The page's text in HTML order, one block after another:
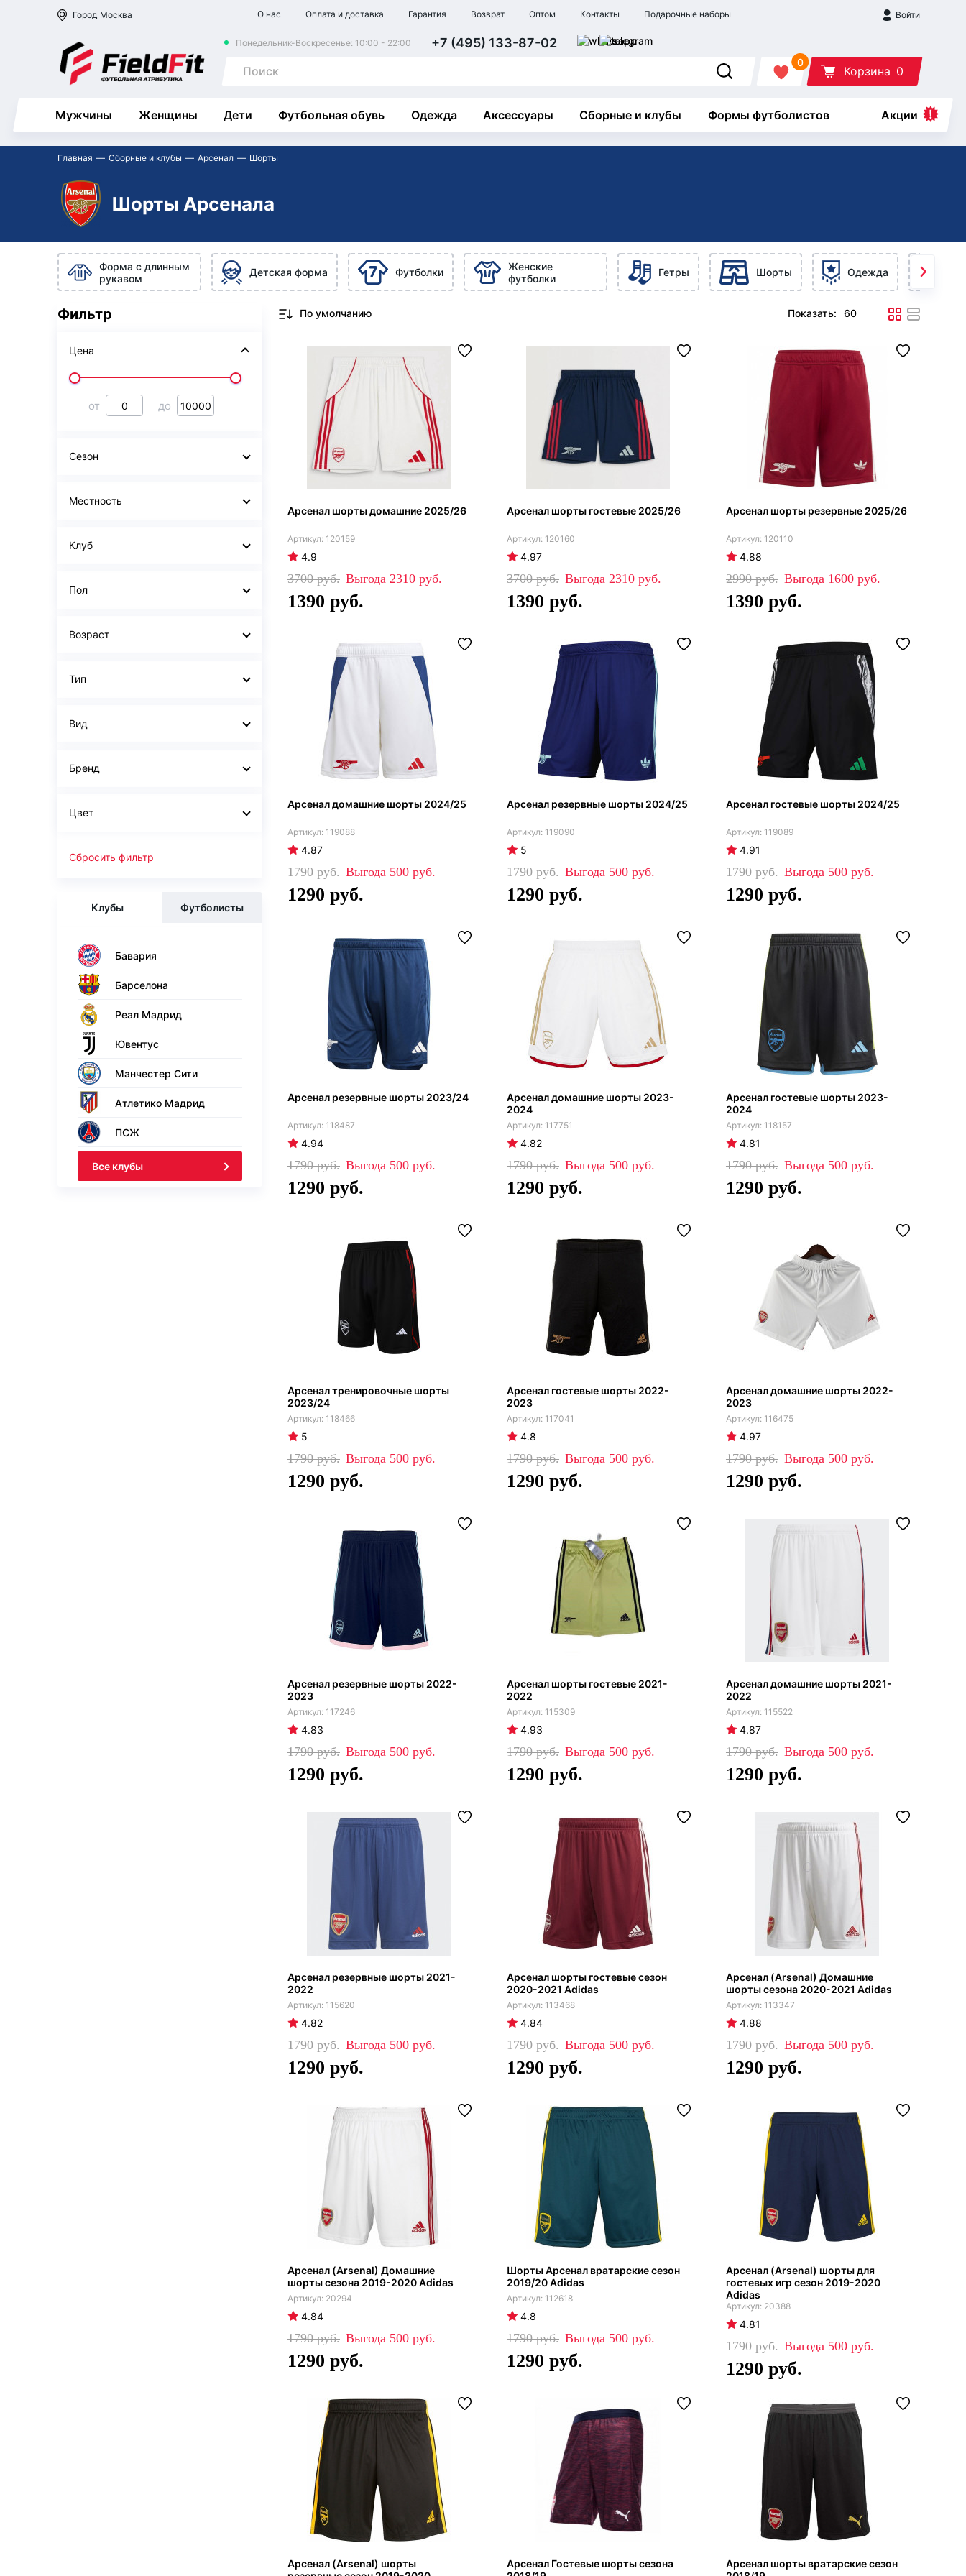
Город Москва О нас Оплата и доставка Гарантия Возврат Оптом Контакты Подарочные наборы Войти
Понедельник-Воскресенье: 10:00 - 22:00 +7 (495) 133-87-02
0
Корзина 0
Мужчины Женщины Дети Футбольная обувь Одежда Аксессуары Сборные и клубы Формы футболистов Акции
Главная Сборные и клубы Арсенал Шорты
Шорты Арсенала
Форма с длинным
рукавом
Детская форма Футболки
Женские
футболки
Гетры Шорты Одежда
Фильтр
Цена
от до
Сезон
Местность
Клуб
Пол
Возраст
Тип
Вид
Бренд
Цвет
Сбросить фильтр
Клубы Футболисты
Бавария
Барселона
Реал Мадрид
Ювентус
Манчестер Сити
Атлетико Мадрид
ПСЖ
Все клубы
Показать:
Арсенал шорты домашние 2025/26
120159
4.9
3700 2310
1390
Арсенал шорты гостевые 2025/26
120160
4.97
3700 2310
1390
Арсенал шорты резервные 2025/26
120110
4.88
2990 1600
1390
Арсенал домашние шорты 2024/25
119088
4.87
1790 500
1290
Арсенал резервные шорты 2024/25
119090
5
1790 500
1290
Арсенал гостевые шорты 2024/25
119089
4.91
1790 500
1290
Арсенал резервные шорты 2023/24
118487
4.94
1790 500
1290
Арсенал домашние шорты 2023-
2024
117751
4.82
1790 500
1290
Арсенал гостевые шорты 2023-
2024
118157
4.81
1790 500
1290
Арсенал тренировочные шорты
2023/24
118466
5
1790 500
1290
Арсенал гостевые шорты 2022-
2023
117041
4.8
1790 500
1290
Арсенал домашние шорты 2022-
2023
116475
4.97
1790 500
1290
Арсенал резервные шорты 2022-
2023
117246
4.83
1790 500
1290
Арсенал шорты гостевые 2021-
2022
115309
4.93
1790 500
1290
Арсенал домашние шорты 2021-
2022
115522
4.87
1790 500
1290
Арсенал резервные шорты 2021-
2022
115620
4.82
1790 500
1290
Арсенал шорты гостевые сезон
2020-2021 Adidas
113468
4.84
1790 500
1290
Арсенал (Arsenal) Домашние
шорты сезона 2020-2021 Adidas
113347
4.88
1790 500
1290
Арсенал (Arsenal) Домашние
шорты сезона 2019-2020 Adidas
20294
4.84
1790 500
1290
Шорты Арсенал вратарские сезон
2019/20 Adidas
112618
4.8
1790 500
1290
Арсенал (Arsenal) шорты для
гостевых игр сезон 2019-2020
Adidas
20388
4.81
1790 500
1290
Арсенал (Arsenal) шорты
Арсенал Гостевые шорты сезона
Арсенал шорты вратарские сезон